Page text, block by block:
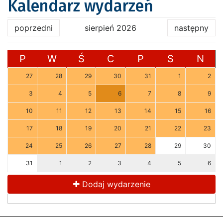
Kalendarz wydarzeń
poprzedni sierpień 2026 następny
P W Ś C P S N
27 28 29 30 31 1 2
3 4 5 6 7 8 9
10 11 12 13 14 15 16
17 18 19 20 21 22 23
24 25 26 27 28 29 30
31 1 2 3 4 5 6
Dodaj wydarzenie